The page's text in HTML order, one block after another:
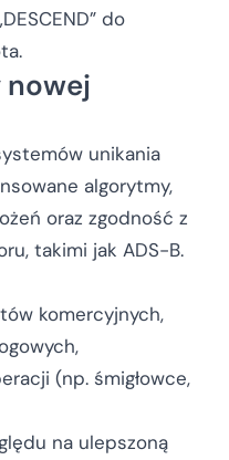
do
nowej
unikania
algorytmy,
oraz zgodność z
takimi jak ADS-B.
komercyjnych,
(np. śmigłowce,
na ulepszoną